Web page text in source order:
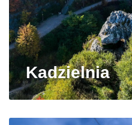
Kadzielnia